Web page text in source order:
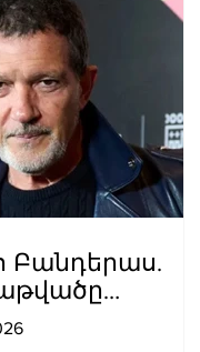
Բանդերաս.
բանն էր, որ